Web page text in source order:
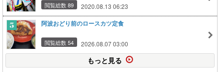
閲覧総数 89 2020.08.13 06:23
阿波おどり前のロースカツ定食
閲覧総数 54 2026.08.07 03:00
もっと見る